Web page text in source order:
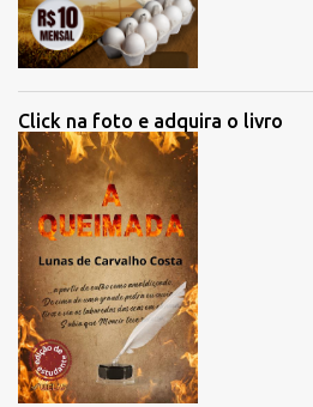
Click na foto e adquira o livro